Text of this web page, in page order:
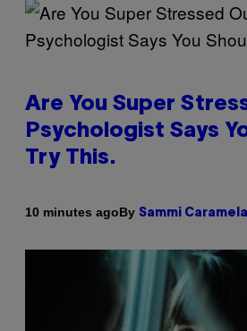
Are You Super
Psychologist Says
Try This.
10 minutes agoBy Sammi Caramela